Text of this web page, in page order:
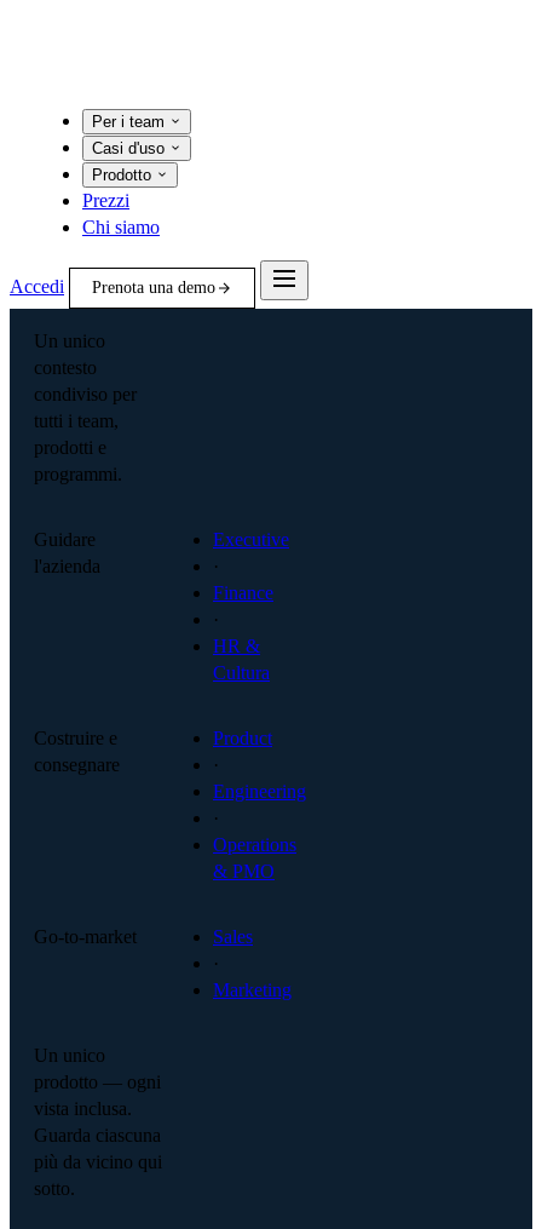
Per i team
Casi d'uso
Prodotto
Prezzi
Chi siamo
Accedi Prenota una demo
Un unico
contesto
condiviso per
tutti i team,
prodotti e
programmi.
Guidare
l'azienda
Executive
·
Finance
·
HR &
Cultura
Costruire e
consegnare
Product
·
Engineering
·
Operations
& PMO
Go-to-market
Sales
·
Marketing
Un unico
prodotto — ogni
vista inclusa.
Guarda ciascuna
più da vicino qui
sotto.